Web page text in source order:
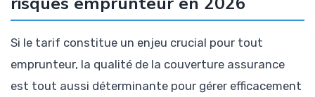
Si le tarif constitue un enjeu crucial pour tout
emprunteur, la qualité de la couverture assurance
est tout aussi déterminante pour gérer efficacement